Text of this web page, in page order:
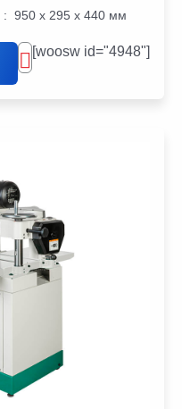
: 950 х 295 х 440 мм
[woosw id="4948"]